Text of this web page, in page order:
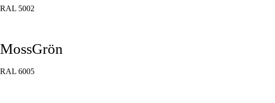
RAL 5002
MossGrön
RAL 6005